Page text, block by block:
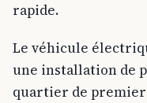
rapide.
Le véhicule
une installation de
quartier de premier